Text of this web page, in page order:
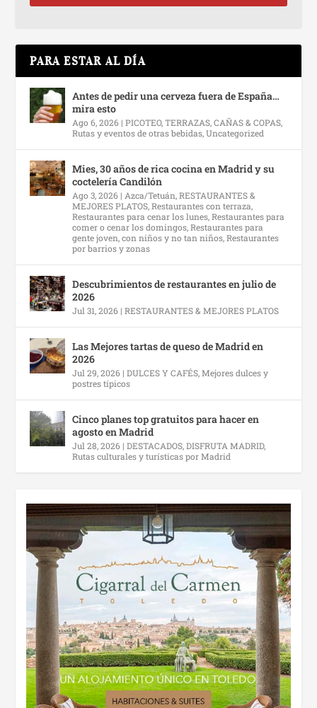
PARA ESTAR AL DÍA
Antes de pedir una cerveza fuera de España…
mira esto
Ago 6, 2026 |PICOTEO, TERRAZAS, CAÑAS & COPAS,
Rutas y eventos de otras bebidas,Uncategorized
Mies, 30 años de rica cocina en Madrid y su
coctelería Candilón
Ago 3, 2026 | Azca/Tetuán,RESTAURANTES &
MEJORES PLATOS,Restaurantes con terraza,
Restaurantes para cenar los lunes,Restaurantes para
comer o cenar los domingos,Restaurantes para
gente joven, con niños y no tan niños,Restaurantes
por barrios y zonas
Descubrimientos de restaurantes en julio de
2026
Jul 31, 2026 |RESTAURANTES & MEJORES PLATOS
Las Mejores tartas de queso de Madrid en
2026
Jul 29, 2026 |DULCES Y CAFÉS,Mejores dulces y
postres típicos
Cinco planes top gratuitos para hacer en
agosto en Madrid
Jul 28, 2026 |DESTACADOS,DISFRUTA MADRID,
Rutas culturales y turísticas por Madrid